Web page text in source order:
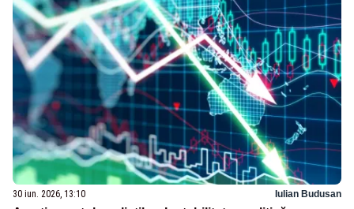
30 iun. 2026, 13:10 Iulian Budusan